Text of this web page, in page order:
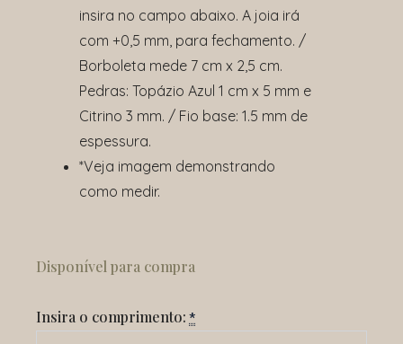
insira no campo abaixo. A joia irá
com +0,5 mm, para fechamento. /
Borboleta mede 7 cm x 2,5 cm.
Pedras: Topázio Azul 1 cm x 5 mm e
Citrino 3 mm. / Fio base: 1.5 mm de
espessura.
*Veja imagem demonstrando
como medir.
Disponível para compra
Insira o comprimento: *
Ir